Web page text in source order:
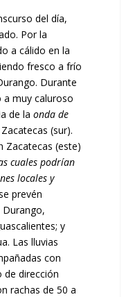
del día,
Por la
a cálido en la
fresco a frío
Durante
a muy caluroso
de la onda de
(sur).
Zacatecas (este)
cuales podrían
locales y
prevén
y
Las lluvias
con
de dirección
rachas de 50 a